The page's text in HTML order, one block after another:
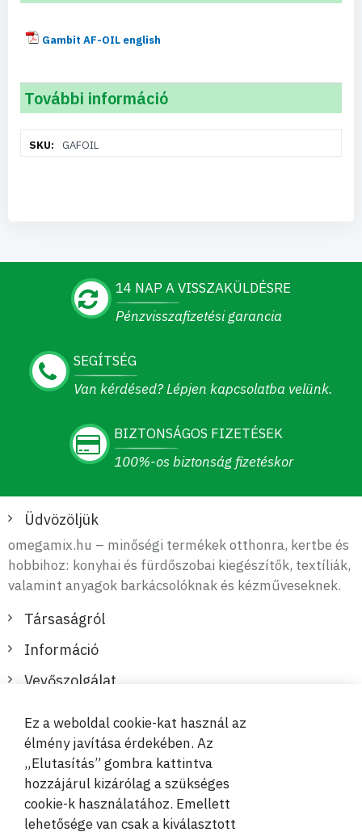
Gambit AF-OIL english
További információ
információGAFOIL
14 NAP A VISSZAKÜLDÉSRE
Pénzvisszafizetési garancia
SEGÍTSÉG
Van kérdésed? Lépjen kapcsolatba velünk.
BIZTONSÁGOS FIZETÉSEK
100%-os biztonság fizetéskor
Üdvözöljük
omegamix.hu – minőségi termékek otthonra, kertbe és
hobbihoz: konyhai és fürdőszobai kiegészítők, textíliák,
valamint anyagok barkácsolóknak és kézműveseknek.
Társaságról
Információ
Vevőszolgálat
Biztonságos és kényelmes fizetések
Ez a weboldal cookie-kat használ az
élmény javítása érdekében. Az
„Elutasítás” gombra kattintva
hozzájárul kizárólag a szükséges
cookie-k használatához. Emellett
lehetősége van csak a kiválasztott